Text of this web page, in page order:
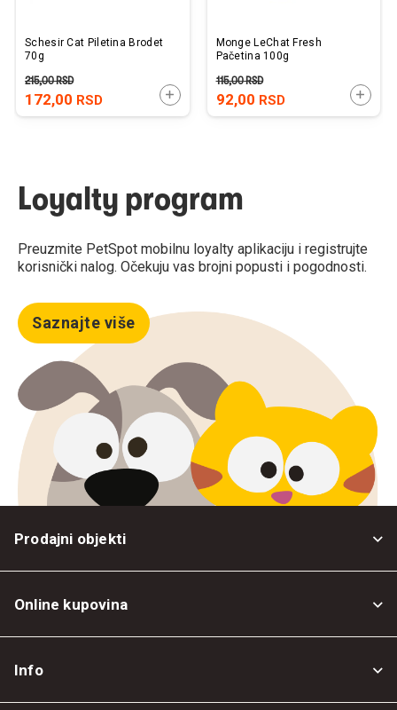
Schesir Cat Piletina Brodet
70g
172,00 RSD
215,00RSD
DODAJTE U KORPU
Monge LeChat Fresh
Pačetina 100g
92,00 RSD
115,00RSD
Loyalty program
Preuzmite PetSpot mobilnu loyalty aplikaciju i registrujte
korisnički nalog. Očekuju vas brojni popusti i pogodnosti.
Saznajte više
Prodajni objekti
Online kupovina
Info